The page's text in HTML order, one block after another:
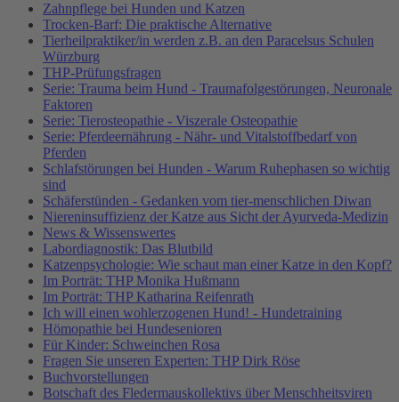
Zahnpflege bei Hunden und Katzen
Trocken-Barf: Die praktische Alternative
Tierheilpraktiker/in werden z.B. an den Paracelsus Schulen
Würzburg
THP-Prüfungsfragen
Serie: Trauma beim Hund - Traumafolgestörungen, Neuronale
Faktoren
Serie: Tierosteopathie - Viszerale Osteopathie
Serie: Pferdeernährung - Nähr- und Vitalstoffbedarf von
Pferden
Schlafstörungen bei Hunden - Warum Ruhephasen so wichtig
sind
Schäferstünden - Gedanken vom tier-menschlichen Diwan
Niereninsuffizienz der Katze aus Sicht der Ayurveda-Medizin
News & Wissenswertes
Labordiagnostik: Das Blutbild
Katzenpsychologie: Wie schaut man einer Katze in den Kopf?
Im Porträt: THP Monika Hußmann
Im Porträt: THP Katharina Reifenrath
Ich will einen wohlerzogenen Hund! - Hundetraining
Hömopathie bei Hundesenioren
Für Kinder: Schweinchen Rosa
Fragen Sie unseren Experten: THP Dirk Röse
Buchvorstellungen
Botschaft des Fledermauskollektivs über Menschheitsviren